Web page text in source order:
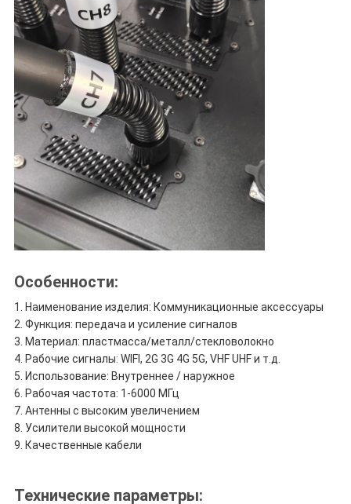
Особенности:
Наименование изделия: Коммуникационные аксессуары
Функция: передача и усиление сигналов
Материал: пластмасса/металл/стекловолокно
Рабочие сигналы: WIFI, 2G 3G 4G 5G, VHF UHF и т.д.
Использование: Внутреннее / наружное
Рабочая частота: 1-6000 МГц
Антенны с высоким увеличением
Усилители высокой мощности
Качественные кабели
Технические параметры: